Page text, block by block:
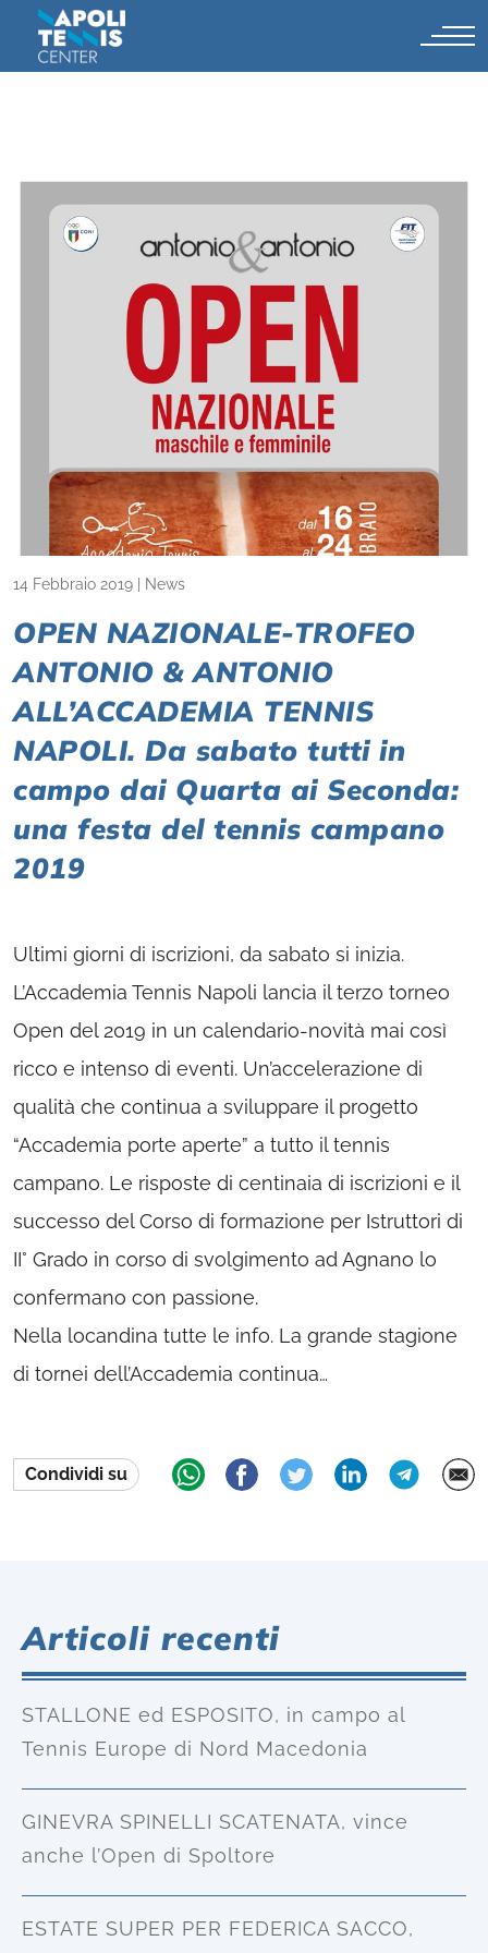
14 Febbraio 2019 News
OPEN NAZIONALE-TROFEO
ANTONIO & ANTONIO
ALL’ACCADEMIA TENNIS
NAPOLI. Da sabato tutti in
campo dai Quarta ai Seconda:
una festa del tennis campano
2019
Ultimi giorni di iscrizioni, da sabato si inizia.
L’Accademia Tennis Napoli lancia il terzo torneo
Open del 2019 in un calendario-novità mai così
ricco e intenso di eventi. Un’accelerazione di
qualità che continua a sviluppare il progetto
“Accademia porte aperte” a tutto il tennis
campano. Le risposte di centinaia di iscrizioni e il
successo del Corso di formazione per Istruttori di
II° Grado in corso di svolgimento ad Agnano lo
confermano con passione.
Nella locandina tutte le info. La grande stagione
di tornei dell’Accademia continua…
Condividi su
Articoli recenti
STALLONE ed ESPOSITO, in campo al
Tennis Europe di Nord Macedonia
GINEVRA SPINELLI SCATENATA, vince
anche l’Open di Spoltore
ESTATE SUPER PER FEDERICA SACCO,